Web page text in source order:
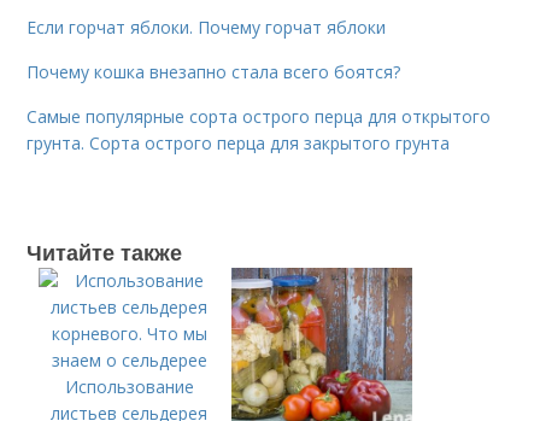
Если горчат яблоки. Почему горчат яблоки
Почему кошка внезапно стала всего боятся?
Самые популярные сорта острого перца для открытого
грунта. Сорта острого перца для закрытого грунта
Читайте также
Использование
листьев сельдерея